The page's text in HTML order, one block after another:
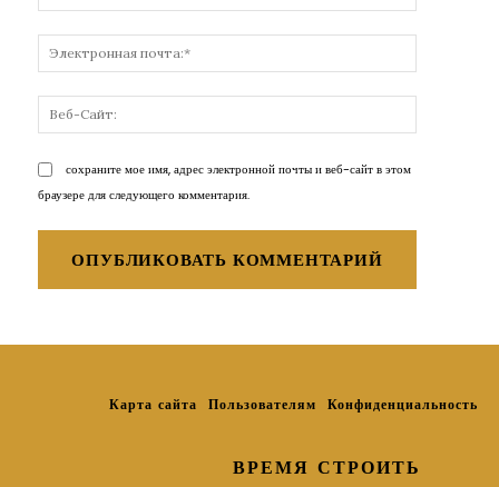
почта:*
Сайт:
сохраните мое имя, адрес электронной почты и веб-сайт в этом
браузере для следующего комментария.
Карта сайта Пользователям Конфиденциальность
ВРЕМЯ СТРОИТЬ